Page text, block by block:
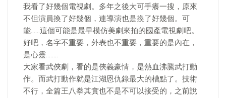
我看了好幾個電視劇。多年之後大可手癢一搜，原來
不但演員換了好幾個，連導演也是換了好幾個。可
能……這個可能是最早模仿美劇來拍的國產電視劇吧。
好吧，名字不重要，外表也不重要，重要的是內在，
是心靈……..
大家看武俠劇，看的是俠義豪情，是熱血沸騰武打動
作。而武打動作就是江湖恩仇錄最大的槽點了。技術
不行，全篇王八拳其實也不是不可以接受的，之前說